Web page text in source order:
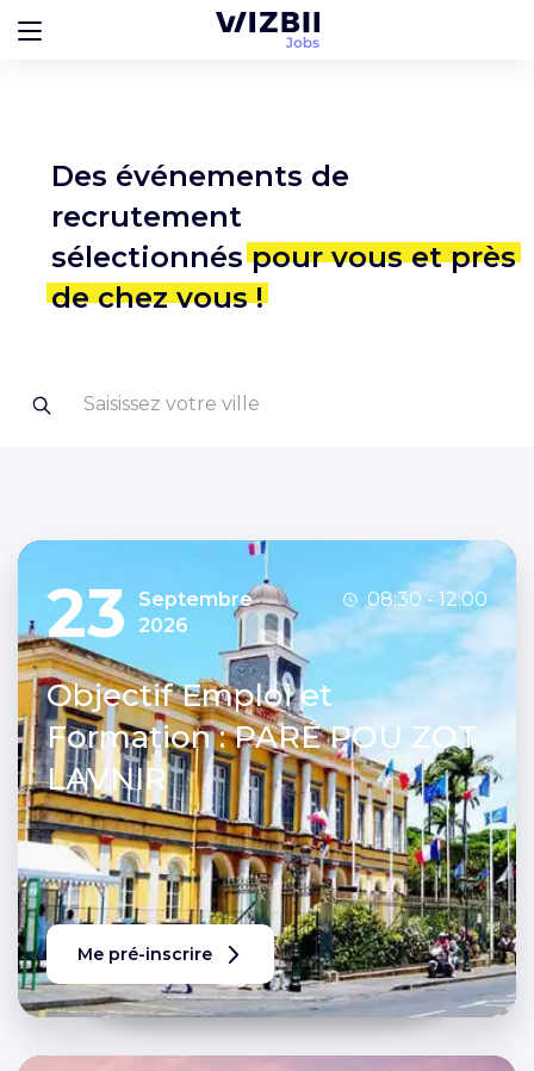
Des événements de
recrutement
sélectionnéspour vous et près
de chez vous !
Saisissez votre ville
23
Septembre
2026
08:30 - 12:00
Objectif Emploi et
Formation : PARÉ POU ZOT
LAVNIR
Me pré-inscrire